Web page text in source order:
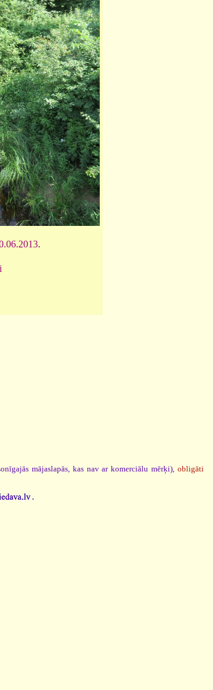
.
mājaslapās, kas nav ar komerciālu mērķi), obligāti
.